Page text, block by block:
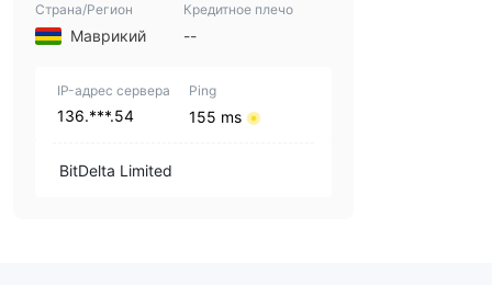
Страна/Регион
Маврикий
Кредитное плечо
--
IP-адрес сервера
136.***.54
Ping
155 ms
BitDelta Limited